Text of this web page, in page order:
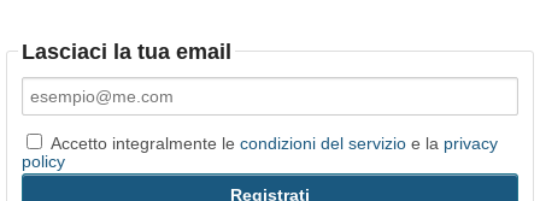
Lasciaci la tua email
Accetto integralmente le condizioni del servizio e la privacy
policy